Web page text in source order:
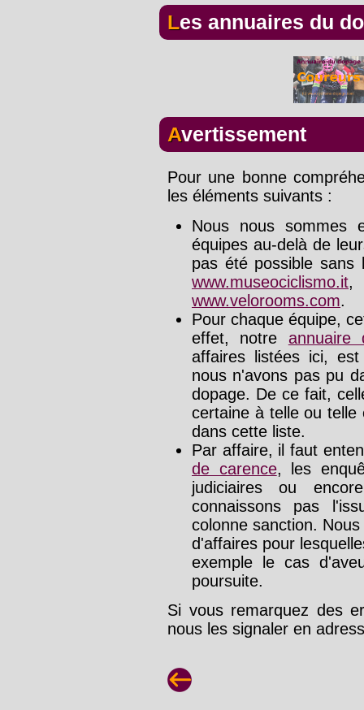
Les annuaires du
Avertissement
Pour une bonne
les éléments suivants :
Nous nous sommes
équipes au-delà de
pas été possible sans
www.museociclismo.it
www.velorooms.com.
Pour chaque équipe,
effet, notre annuaire
affaires listées ici,
nous n'avons pas pu
dopage. De ce fait,
certaine à telle ou telle
dans cette liste.
Par affaire, il faut
de carence, les
judiciaires ou
connaissons pas
colonne sanction.
d'affaires pour
exemple le cas
poursuite.
Si vous remarquez des
nous les signaler en